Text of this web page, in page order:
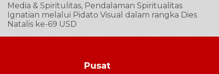
Media & Spiritulitas, Pendalaman Spiritualitas
Ignatian melalui Pidato Visual dalam rangka Dies
Natalis ke-69 USD
Pusat